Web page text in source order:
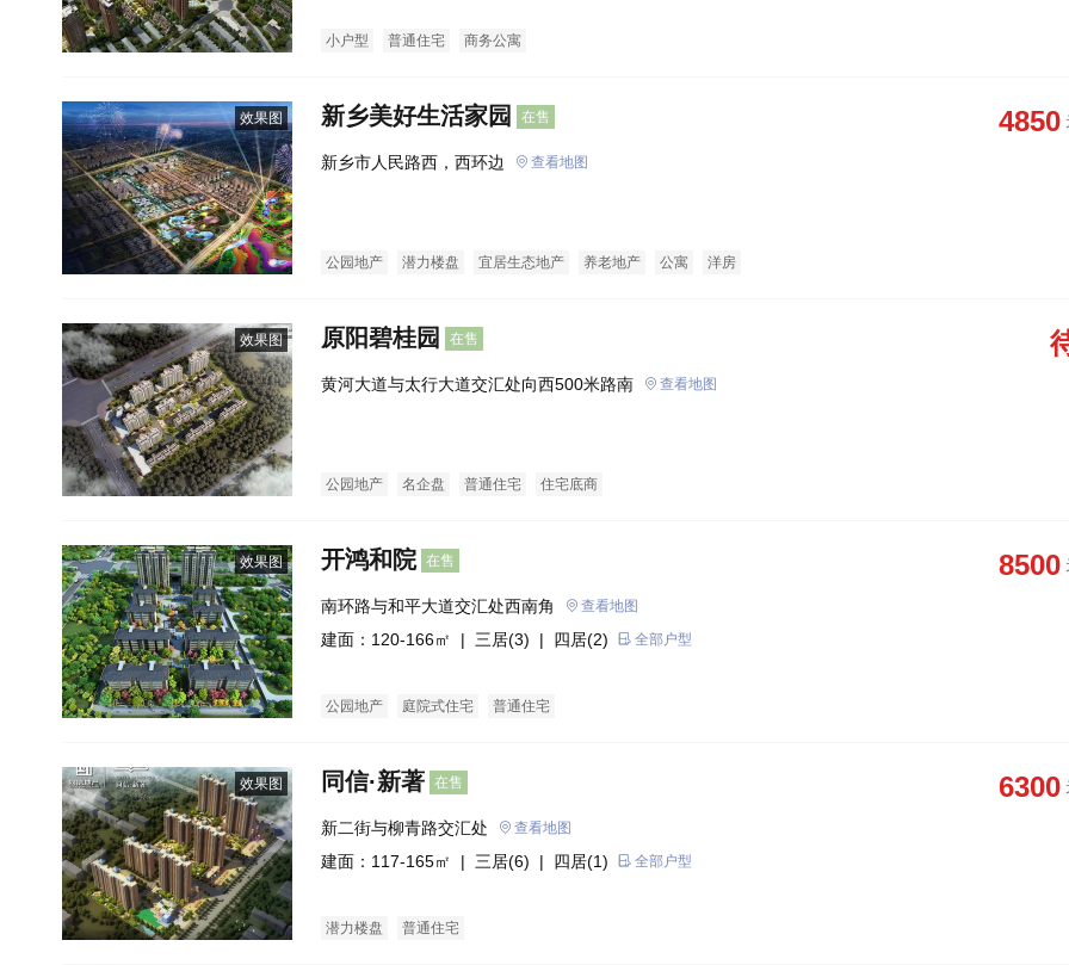
小户型 普通住宅 商务公寓
效果图 新乡美好生活家园 在售 4850
新乡市人民路西，西环边 查看地图
公园地产 潜力楼盘 宜居生态地产 养老地产 公寓 洋房
效果图 原阳碧桂园 在售
黄河大道与太行大道交汇处向西500米路南 查看地图
公园地产 名企盘 普通住宅 住宅底商
效果图 开鸿和院 在售 8500
南环路与和平大道交汇处西南角 查看地图
建面：120-166㎡ | 三居(3) | 四居(2) 全部户型
公园地产 庭院式住宅 普通住宅
效果图 同信·新著 在售 6300
新二街与柳青路交汇处 查看地图
建面：117-165㎡ | 三居(6) | 四居(1) 全部户型
潜力楼盘 普通住宅